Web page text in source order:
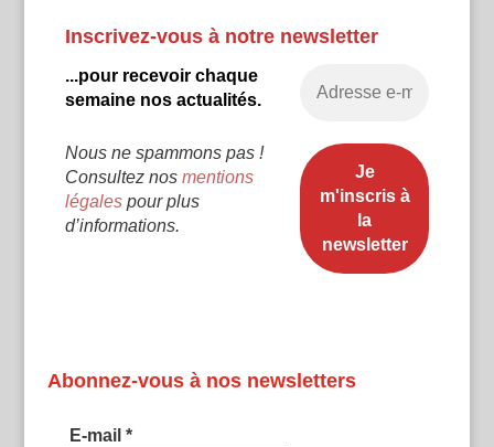
Inscrivez-vous à notre newsletter
...pour recevoir chaque
semaine nos actualités.
Nous ne spammons pas !
Consultez nos mentions
légalespour plus
d’informations.
Abonnez-vous à nos newsletters
E-mail *